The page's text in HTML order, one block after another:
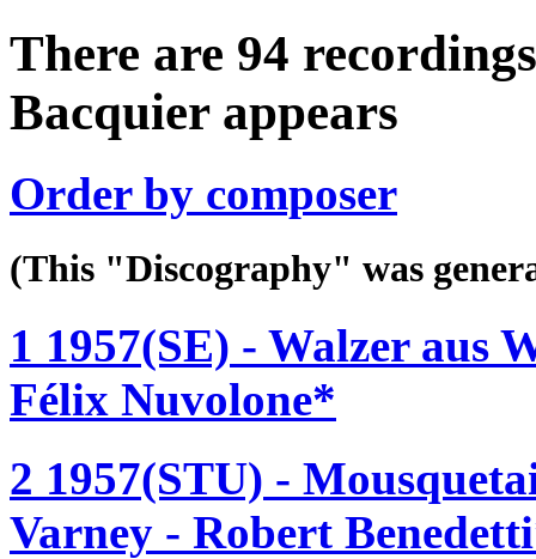
There are 94
Bacquier appears
Order by composer
(This "Discography" was
1 1957(SE) - Walzer aus
Félix Nuvolone*
2 1957(STU) -
Varney - Robert